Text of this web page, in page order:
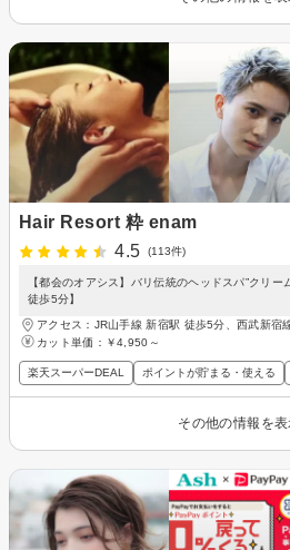
Hair Resort 粋 enam
4.5
(113件)
【都会のオアシス】バリ伝統のヘッドスパ”クリ
徒歩5分】
アクセス：JR山手線 新宿駅 徒歩5分、西武新宿
カット単価： ￥4,950～
楽天スーパーDEAL ポイントが貯まる・使える
その他の情報を表